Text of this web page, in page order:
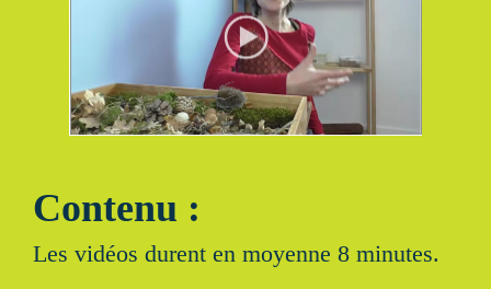
Contenu :
Les vidéos durent en moyenne 8 minutes.